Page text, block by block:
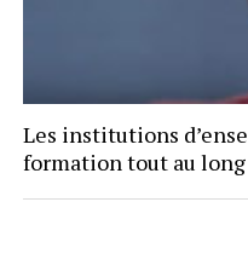
Les institutions
formation tout au